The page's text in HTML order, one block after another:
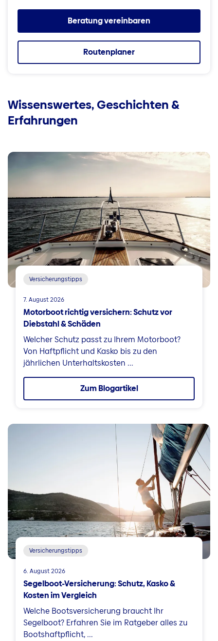
Beratung vereinbaren
Routenplaner
Wissenswertes, Geschichten &
Erfahrungen
Versicherungstipps
7. August 2026
Motorboot richtig versichern: Schutz vor
Diebstahl & Schäden
Welcher Schutz passt zu Ihrem Motorboot?
Von Haftpflicht und Kasko bis zu den
jährlichen Unterhaltskosten ...
Zum Blogartikel
Versicherungstipps
6. August 2026
Segelboot-Versicherung: Schutz, Kasko &
Kosten im Vergleich
Welche Bootsversicherung braucht Ihr
Segelboot? Erfahren Sie im Ratgeber alles zu
Bootshaftpflicht, ...